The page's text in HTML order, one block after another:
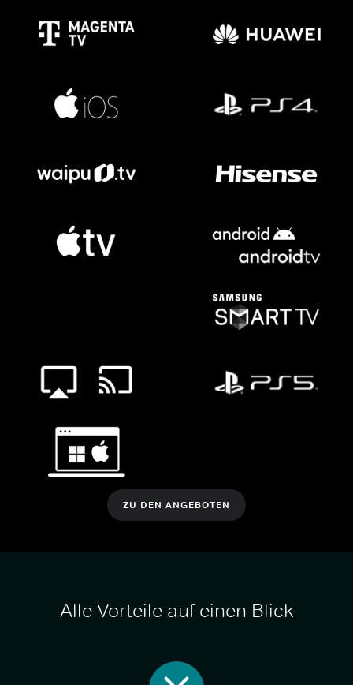
ZU DEN ANGEBOTEN
Alle Vorteile auf einen Blick